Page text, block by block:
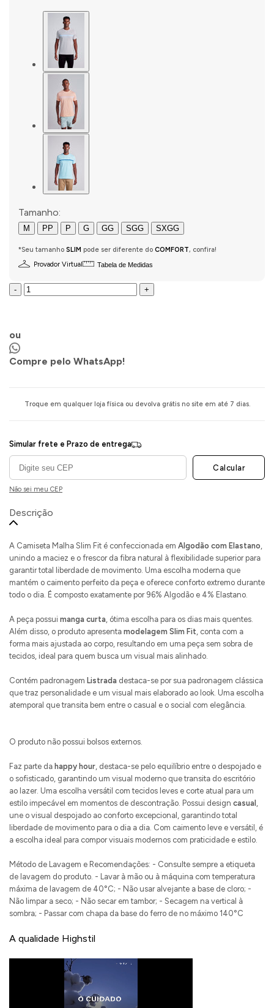
Tamanho:
M PP P G GG SGG SXGG
*Seu tamanho SLIM pode ser diferente do COMFORT, confira!
Provador Virtual
Tabela de Medidas
- +
ou
Compre pelo WhatsApp!
Troque em qualquer loja física ou devolva grátis no site em até 7 dias.
Simular frete e Prazo de entrega
Calcular
Não sei meu CEP
Descrição
A Camiseta Malha Slim Fit é confeccionada em Algodão com Elastano,
unindo a maciez e o frescor da fibra natural à flexibilidade superior para
garantir total liberdade de movimento. Uma escolha moderna que
mantém o caimento perfeito da peça e oferece conforto extremo durante
todo o dia. É composto exatamente por 96% Algodão e 4% Elastano.
A peça possui manga curta, ótima escolha para os dias mais quentes.
Além disso, o produto apresenta modelagem Slim Fit, conta com a
forma mais ajustada ao corpo, resultando em uma peça sem sobra de
tecidos, ideal para quem busca um visual mais alinhado.
Contém padronagem Listrada destaca-se por sua padronagem clássica
que traz personalidade e um visual mais elaborado ao look. Uma escolha
atemporal que transita bem entre o casual e o social com elegância.
O produto não possui bolsos externos.
Faz parte da happy hour, destaca-se pelo equilíbrio entre o despojado e
o sofisticado, garantindo um visual moderno que transita do escritório
ao lazer. Uma escolha versátil com tecidos leves e corte atual para um
estilo impecável em momentos de descontração. Possui design casual ,
une o visual despojado ao conforto excepcional, garantindo total
liberdade de movimento para o dia a dia. Com caimento leve e versátil, é
a escolha ideal para compor visuais modernos com praticidade e estilo.
Método de Lavagem e Recomendações: - Consulte sempre a etiqueta
de lavagem do produto. - Lavar à mão ou à máquina com temperatura
máxima de lavagem de 40°C; - Não usar alvejante a base de cloro; -
Não limpar a seco; - Não secar em tambor; - Secagem na vertical à
sombra; - Passar com chapa da base do ferro de no máximo 140°C
A qualidade Highstil